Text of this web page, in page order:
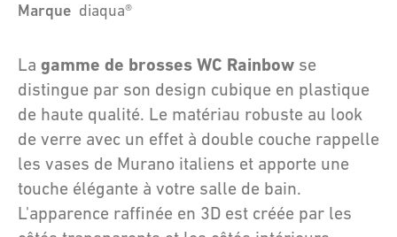
Marque diaqua®
La gamme de brosses WC Rainbow se
distingue par son design cubique en plastique
de haute qualité. Le matériau robuste au look
de verre avec un effet à double couche rappelle
les vases de Murano italiens et apporte une
touche élégante à votre salle de bain.
L'apparence raffinée en 3D est créée par les